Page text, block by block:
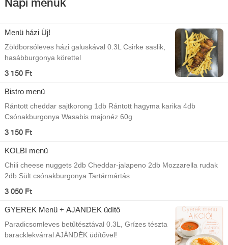
Napi menük
Menü házi Új!
Zöldborsóleves házi galuskával 0.3L Csirke saslik,
hasábburgonya körettel
3 150 Ft
Bistro menü
Rántott cheddar sajtkorong 1db Rántott hagyma karika 4db
Csónakburgonya Wasabis majonéz 60g
3 150 Ft
KOLBI menü
Chili cheese nuggets 2db Cheddar-jalapeno 2db Mozzarella rudak
2db Sült csónakburgonya Tartármártás
3 050 Ft
GYEREK Menü + AJÁNDÉK üdítő
Paradicsomleves betűtésztával 0.3L, Grízes tészta
baracklekvárral AJÁNDÉK üdítővel!